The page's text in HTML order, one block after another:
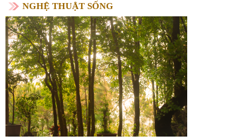
NGHỆ THUẬT SỐNG